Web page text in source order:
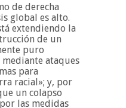
de derecha
global es alto.
extendiendo la
de un
puro
ataques
para
racial»; y, por
un colapso
las medidas